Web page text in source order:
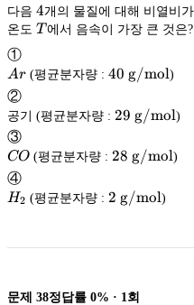
다음 4
4개의 물질에 대해 비열비
온도 T
T
①
Ar
Ar (평균분자량 :40\
40 g/mol)
②
공기 (평균분자량 : 29\
29 g/mol)
③
CO
CO (평균분자량 :28\
28 g/mol)
④
H_2
H2 (평균분자량 :2\
2 g/mol)
문제 38정답률 0% · 1 회